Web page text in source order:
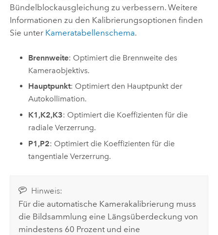
Bündelblockausgleichung zu verbessern. Weitere
Informationen zu den Kalibrierungsoptionen finden
Sie unter Kameratabellenschema.
Brennweite: Optimiert die Brennweite des
Kameraobjektivs.
Hauptpunkt: Optimiert den Hauptpunkt der
Autokollimation.
K1,K2,K3: Optimiert die Koeffizienten für die
radiale Verzerrung.
P1,P2: Optimiert die Koeffizienten für die
tangentiale Verzerrung.
Hinweis:
Für die automatische Kamerakalibrierung muss
die Bildsammlung eine Längsüberdeckung von
mindestens 60 Prozent und eine